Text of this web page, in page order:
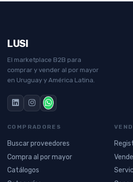
LUSI
El marketplace B2B para
comprar y vender al por mayor
en Uruguay y América Latina.
COMPRADORES
Buscar proveedores
Compra al por mayor
Catálogos